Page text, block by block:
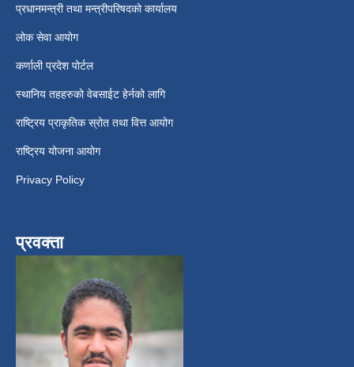
प्रधानमन्त्री तथा मन्त्रीपरिषदको कार्यालय
लोक सेवा आयोग
कर्णाली प्रदेश पोर्टल
स्थानिय तहहरुको वेबसाईट हेर्नको लागि
राष्ट्रिय प्राकृतिक स्रोत तथा वित्त आयोग
राष्ट्रिय योजना आयोग
Privacy Policy
प्रवक्ता